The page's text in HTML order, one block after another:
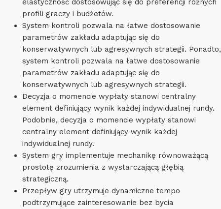
elastyczność dostosowując się do preferencji różnych
profili graczy i budżetów.
System kontroli pozwala na łatwe dostosowanie
parametrów zakładu adaptując się do
konserwatywnych lub agresywnych strategii. Ponadto,
system kontroli pozwala na łatwe dostosowanie
parametrów zakładu adaptując się do
konserwatywnych lub agresywnych strategii.
Decyzja o momencie wypłaty stanowi centralny
element definiujący wynik każdej indywidualnej rundy.
Podobnie, decyzja o momencie wypłaty stanowi
centralny element definiujący wynik każdej
indywidualnej rundy.
System gry implementuje mechanikę równoważącą
prostotę zrozumienia z wystarczającą głębią
strategiczną.
Przepływ gry utrzymuje dynamiczne tempo
podtrzymujące zainteresowanie bez bycia